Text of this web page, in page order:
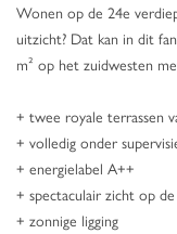
Wonen op de 24e
uitzicht? Dat kan in dit
m² op het zuidwesten
+ twee royale terrassen
+ volledig onder
+ energielabel A++
+ spectaculair zicht op
+ zonnige ligging